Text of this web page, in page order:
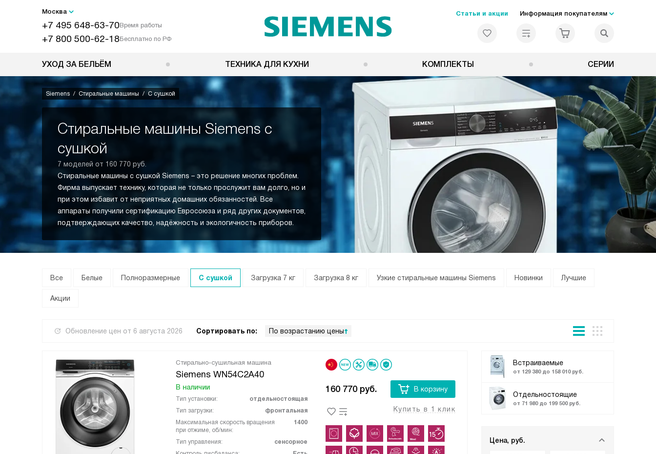
Москва
+7 495 648-63-70Время работы
+7 800 500-62-18Бесплатно по РФ
Статьи и акции Информация покупателям
УХОД ЗА БЕЛЬЁМ ТЕХНИКА ДЛЯ КУХНИ КОМПЛЕКТЫ СЕРИИ
Siemens Стиральные машины С сушкой
Стиральные машины Siemens с
сушкой
7 моделей от 160 770 руб.
Стиральные машины с сушкой Siemens – это решение многих проблем.
Фирма выпускает технику, которая не только прослужит вам долго, но и
при этом избавит от неприятных домашних обязанностей. Все
аппараты получили сертификацию Евросоюза и ряд других документов,
подтверждающих качество, надёжность и экологичность приборов.
Все Белые Полноразмерные С сушкой Загрузка 7 кг Загрузка 8 кг Узкие стиральные машины Siemens Новинки Лучшие
Акции
Обновление цен от 6 августа 2026 Сортировать по: По возрастанию цены
Встраиваемые
от 129 380 до 158 010 руб.
Отдельностоящие
от 71 980 до 199 500 руб.
Цена, руб.
Стирально-сушильная машина
Siemens WN54C2A40
В наличии
Тип установки:
отдельностоящая
Тип загрузки:
фронтальная
Максимальная скорость вращения
при отжиме, об/мин:
1400
Тип управления:
сенсорное
160 770 руб. В корзину
Купить в 1 клик